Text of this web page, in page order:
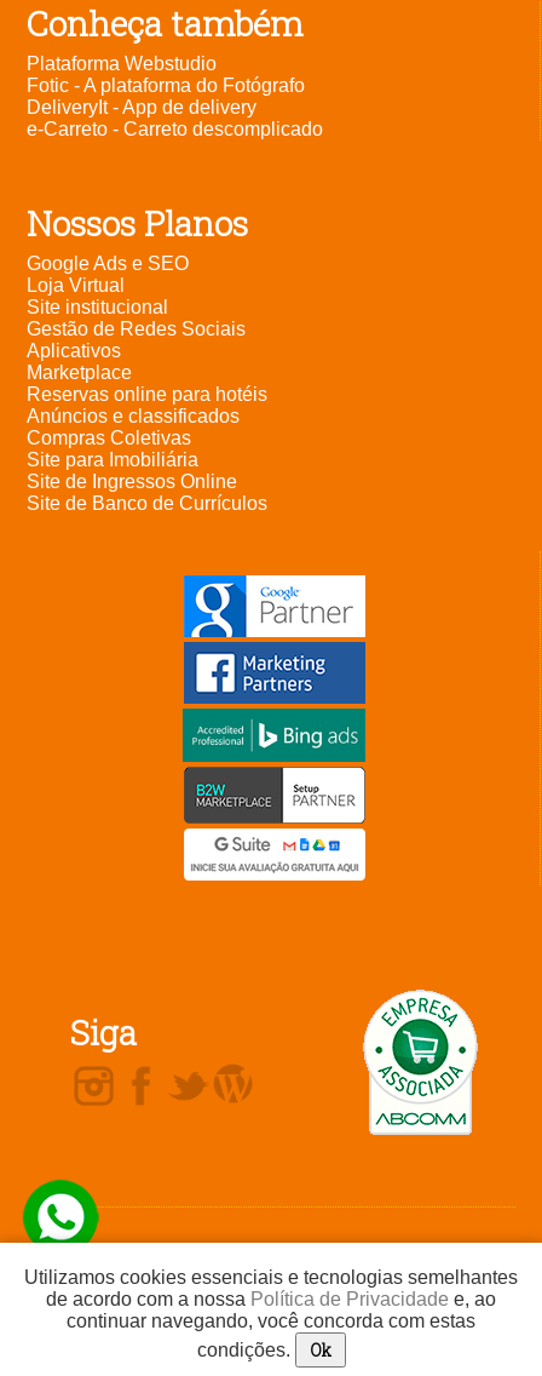
Conheça também
Plataforma Webstudio
Fotic - A plataforma do Fotógrafo
DeliveryIt - App de delivery
e-Carreto - Carreto descomplicado
Nossos Planos
Google Ads e SEO
Loja Virtual
Site institucional
Gestão de Redes Sociais
Aplicativos
Marketplace
Reservas online para hotéis
Anúncios e classificados
Compras Coletivas
Site para Imobiliária
Site de Ingressos Online
Site de Banco de Currículos
Siga
responsabilizamos por ofertas ou produtos
divulgados por nossos clientes. Não
comercializamos planos de saúde ou planos
odontológicos.
Todos os direitos reservados a Agência Dix © Reprodução proibida sem prévia
Utilizamos cookies essenciais e tecnologias semelhantes
de acordo com a nossa Política de Privacidade e, ao
continuar navegando, você concorda com estas
condições.
Ok